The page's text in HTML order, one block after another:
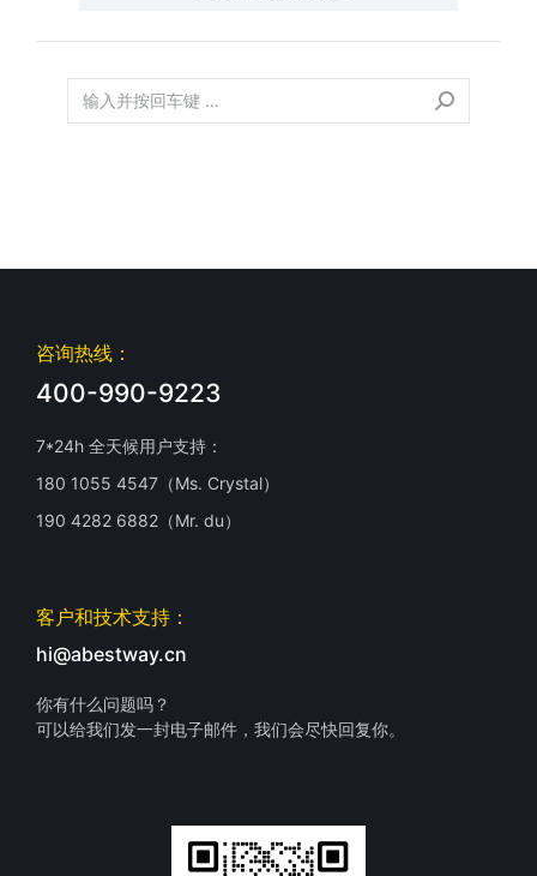
咨询热线：
400-990-9223
7*24h 全天候用户支持：
180 1055 4547（Ms. Crystal）
190 4282 6882（Mr. du）
客户和技术支持：
hi@abestway.cn
你有什么问题吗？
可以给我们发一封电子邮件，我们会尽快回复你。